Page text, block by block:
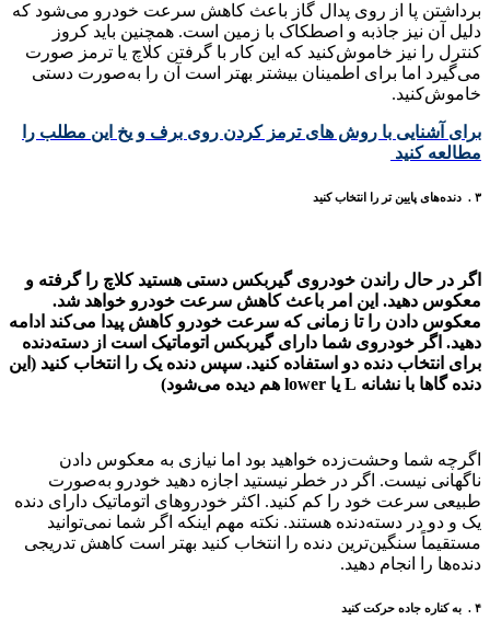
برداشتن پا از روی پدال گاز باعث کاهش سرعت خودرو می‌شود که
دلیل آن نیز جاذبه و اصطکاک با زمین است. همچنین باید کروز
کنترل را نیز خاموش‌کنید که این کار با گرفتن کلاچ یا ترمز صورت
می‌گیرد اما برای اطمینان بیشتر بهتر است آن را به‌صورت دستی
خاموش‌کنید.
برای آشنایی با روش های ترمز کردن روی برف و یخ این مطلب را
مطالعه کنید
۳ . دنده‌های پایین تر را انتخاب کنید
اگر در حال راندن خودروی گیربکس دستی هستید کلاچ را گرفته و
معکوس دهید. این امر باعث کاهش سرعت خودرو خواهد شد.
معکوس دادن را تا زمانی که سرعت خودرو کاهش پیدا می‌کند ادامه
دهید. اگر خودروی شما دارای گیربکس اتوماتیک است از دسته‌دنده
برای انتخاب دنده دو استفاده کنید. سپس دنده یک را انتخاب کنید ( این
دنده گاها با نشانه
یا هم دیده می‌شود)
اگرچه شما وحشت‌زده خواهید بود اما نیازی به معکوس دادن
ناگهانی نیست. اگر در خطر نیستید اجازه دهید خودرو به‌صورت
طبیعی سرعت خود را کم کنید. اکثر خودروهای اتوماتیک دارای دنده
یک و دو در دسته‌دنده هستند. نکته مهم اینکه اگر شما نمی‌توانید
مستقیماً سنگین‌ترین دنده را انتخاب کنید بهتر است کاهش تدریجی
دنده‌ها را انجام دهید.
۴ . به کناره جاده حرکت کنید